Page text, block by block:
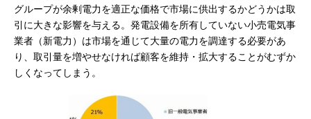
グループが余剰電力を適正な価格で市場に供出するかどうかは取
引に大きな影響を与える。発電設備を所有していない小売電気事
業者（新電力）は市場を通じて大量の電力を調達する必要があ
り、取引量を増やせなければ顧客を維持・拡大することがむずか
しくなってしまう。